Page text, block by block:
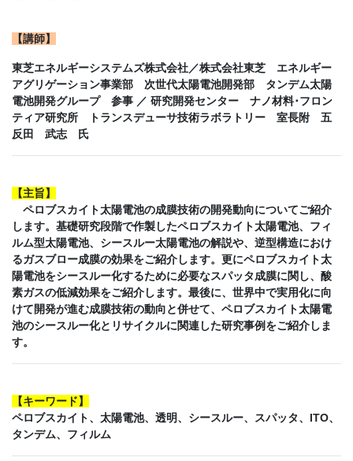
【講師】
東芝エネルギーシステムズ株式会社／株式会社東芝 エネルギー
アグリゲーション事業部 次世代太陽電池開発部 タンデム太陽
電池開発グループ 参事 ／ 研究開発センター ナノ材料･フロン
ティア研究所 トランスデューサ技術ラボラトリー 室長附 五
反田 武志 氏
【主旨】
ペロブスカイト太陽電池の成膜技術の開発動向についてご紹介
します。基礎研究段階で作製したペロブスカイト太陽電池、フィ
ルム型太陽電池、シースルー太陽電池の解説や、逆型構造におけ
るガスブロー成膜の効果をご紹介します。更にペロブスカイト太
陽電池をシースルー化するために必要なスパッタ成膜に関し、酸
素ガスの低減効果をご紹介します。最後に、世界中で実用化に向
けて開発が進む成膜技術の動向と併せて、ペロブスカイト太陽電
池のシースルー化とリサイクルに関連した研究事例をご紹介しま
す。
【キーワード】
ペロブスカイト、太陽電池、透明、シースルー、スパッタ、ITO、
タンデム、フィルム